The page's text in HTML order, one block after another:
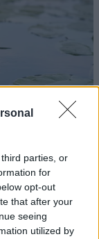
parties, or
for
opt-out
that after your
seeing
utilized by